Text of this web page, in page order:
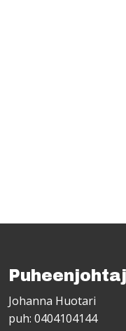
Johanna Huotari
puh: 0404104144